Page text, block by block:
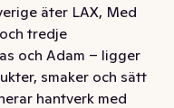
äter LAX, Med
tredje
och Adam – ligger
smaker och sätt
hantverk med